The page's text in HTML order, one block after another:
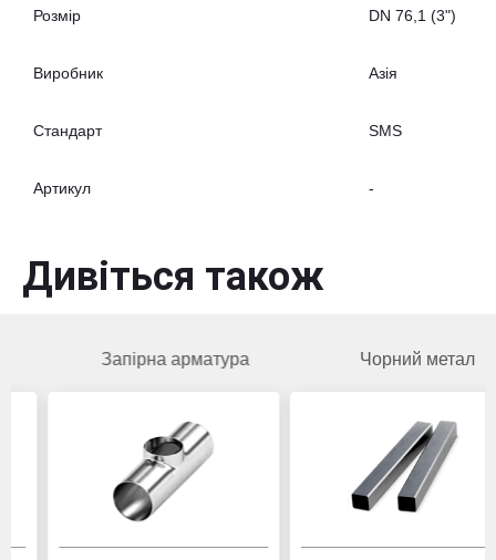
Розмір DN 76,1 (3")
Виробник Азія
Стандарт SMS
Артикул -
Дивіться також
Запірна арматура Чорний метал